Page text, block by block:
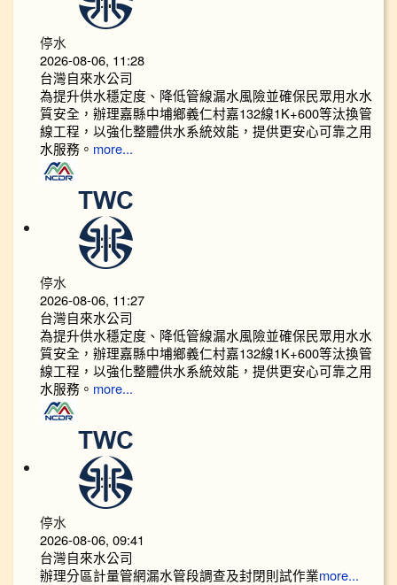
停水
2026-08-06, 11:28
台灣自來水公司
為提升供水穩定度、降低管線漏水風險並確保民眾用水水
質安全，辦理嘉縣中埔鄉義仁村嘉132線1K+600等汰換管
線工程，以強化整體供水系統效能，提供更安心可靠之用
水服務。 more...
停水
2026-08-06, 11:27
台灣自來水公司
為提升供水穩定度、降低管線漏水風險並確保民眾用水水
質安全，辦理嘉縣中埔鄉義仁村嘉132線1K+600等汰換管
線工程，以強化整體供水系統效能，提供更安心可靠之用
水服務。 more...
停水
2026-08-06, 09:41
台灣自來水公司
辦理分區計量管網漏水管段調查及封閉則試作業more...